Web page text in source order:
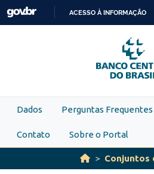
Skip to main content
PARA
O
ACESSO À INFORMAÇÃO
Dados Perguntas Frequentes
Contato Sobre o Portal
Conjuntos